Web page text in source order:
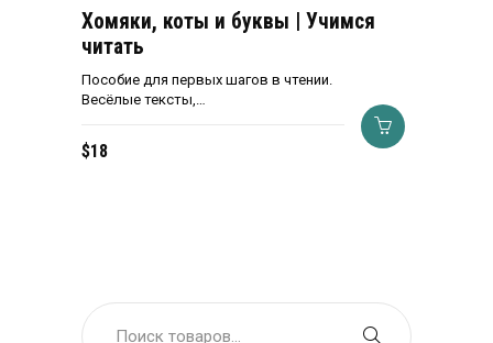
Хомяки, коты и буквы | Учимся
читать
Пособие для первых шагов в чтении.
Весёлые тексты,…
$18